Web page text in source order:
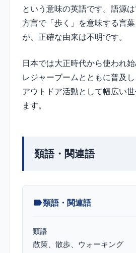
という意味の英語です。語源
方言で「歩く」を意味する言
が、正確な由来は不明です。
日本では大正時代から使われ
レジャーブームとともに普及
アウトドア活動として幅広い
ます。
類語・関連語
類語・関連語
類語
散策 散歩 ウォーキング